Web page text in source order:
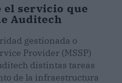
el servicio que
Auditech
gestionada o
Provider (MSSP)
distintas tareas
de la infraestructura